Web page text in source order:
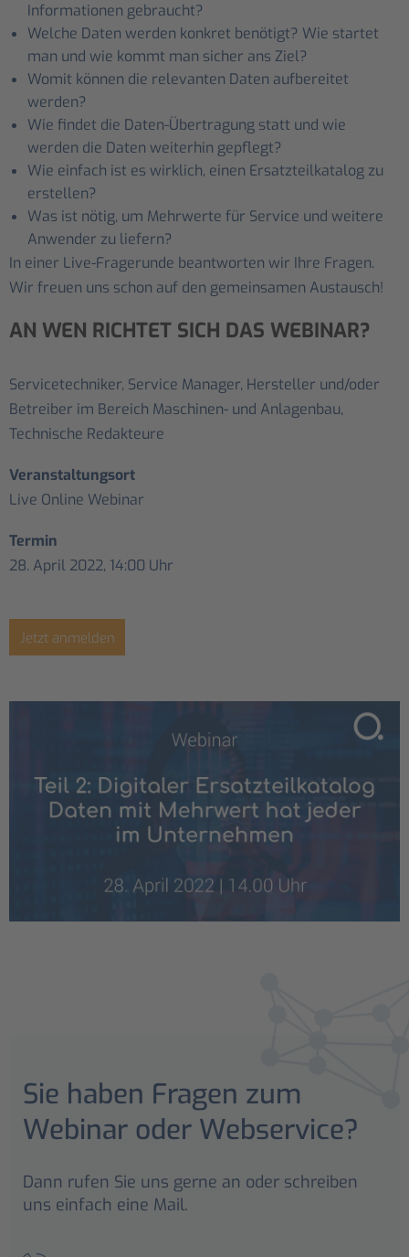
Informationen gebraucht?
Welche Daten werden konkret benötigt? Wie startet
man und wie kommt man sicher ans Ziel?
Womit können die relevanten Daten aufbereitet
werden?
Wie findet die Daten-Übertragung statt und wie
werden die Daten weiterhin gepflegt?
Wie einfach ist es wirklich, einen Ersatzteilkatalog zu
erstellen?
Was ist nötig, um Mehrwerte für Service und weitere
Anwender zu liefern?
In einer Live-Fragerunde beantworten wir Ihre Fragen.
Wir freuen uns schon auf den gemeinsamen Austausch!
AN WEN RICHTET SICH DAS WEBINAR?
Servicetechniker, Service Manager, Hersteller und/oder
Betreiber im Bereich Maschinen- und Anlagenbau,
Technische Redakteure
Veranstaltungsort
Live Online Webinar
Termin
28. April 2022, 14:00 Uhr
Jetzt anmelden
Sie haben Fragen zum
Webinar oder Webservice?
Dann rufen Sie uns gerne an oder schreiben
uns einfach eine Mail.